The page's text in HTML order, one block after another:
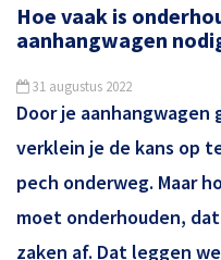
Hoe vaak is
aanhangwagen
31 augustus 2022
Door je
verklein je de kans op
pech onderweg. Maar
moet onderhouden,
zaken af. Dat leggen